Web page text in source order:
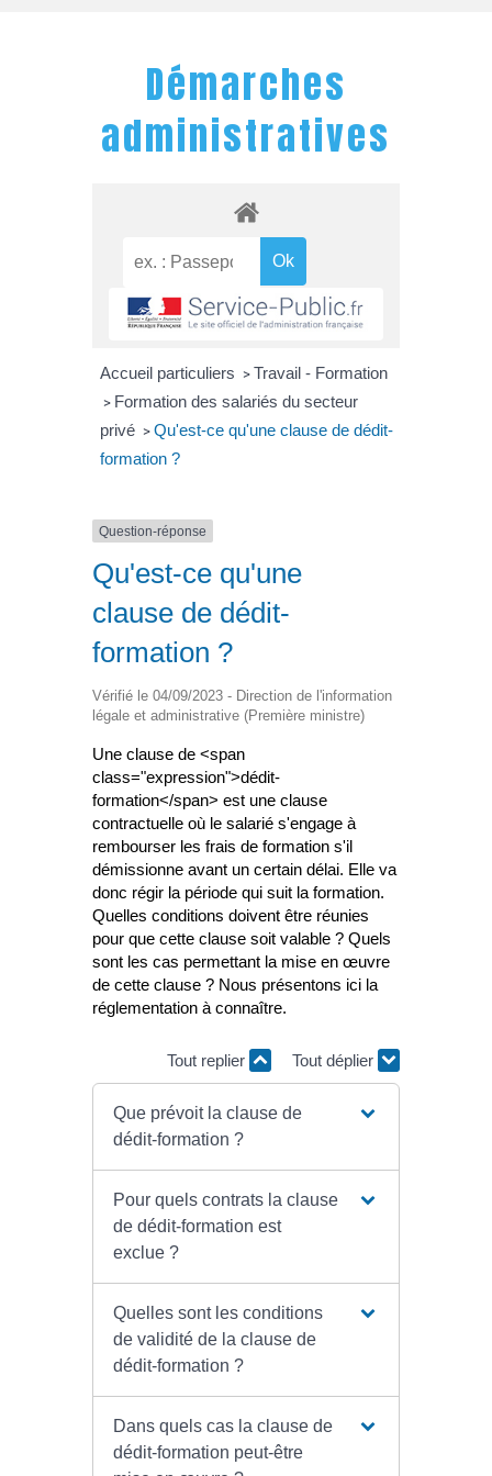
Démarches
administratives
Accueil particuliers > Travail - Formation
> Formation des salariés du secteur
privé > Qu'est-ce qu'une clause de dédit-
formation ?
Question-réponse
Qu'est-ce qu'une
clause de dédit-
formation ?
Vérifié le 04/09/2023 - Direction de l'information
légale et administrative (Première ministre)
Une clause de <span
class="expression">dédit-
formation</span> est une clause
contractuelle où le salarié s'engage à
rembourser les frais de formation s'il
démissionne avant un certain délai. Elle va
donc régir la période qui suit la formation.
Quelles conditions doivent être réunies
pour que cette clause soit valable ? Quels
sont les cas permettant la mise en œuvre
de cette clause ? Nous présentons ici la
réglementation à connaître.
Tout replier Tout déplier
Que prévoit la clause de
dédit-formation ?
Pour quels contrats la clause
de dédit-formation est
exclue ?
Quelles sont les conditions
de validité de la clause de
dédit-formation ?
Dans quels cas la clause de
dédit-formation peut-être